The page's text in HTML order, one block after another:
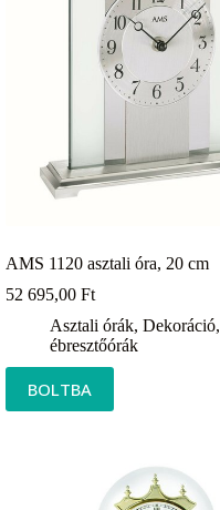
AMS 1120 asztali óra, 20 cm
52 695,00 Ft
Asztali órák, Dekoráció,
ébresztőórák
BOLTBA